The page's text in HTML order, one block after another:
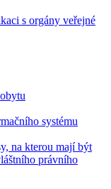
s orgány veřejné
systému
na kterou mají být
právního